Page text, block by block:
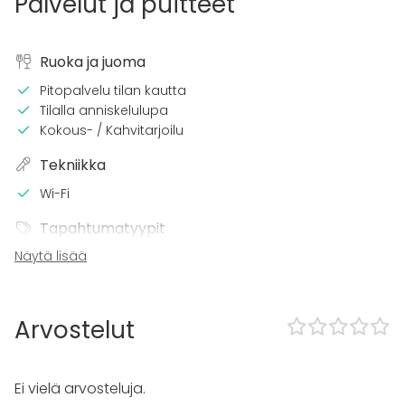
Ruoka ja juoma
Pitopalvelu tilan kautta
Tilalla anniskelulupa
Kokous- / Kahvitarjoilu
Tekniikka
Wi-Fi
Tapahtumatyypit
Juhlat
Illallinen / lounas
Kokous
Esitys / näytös
Näytä lisää
Arvostelut
Ei vielä arvosteluja.